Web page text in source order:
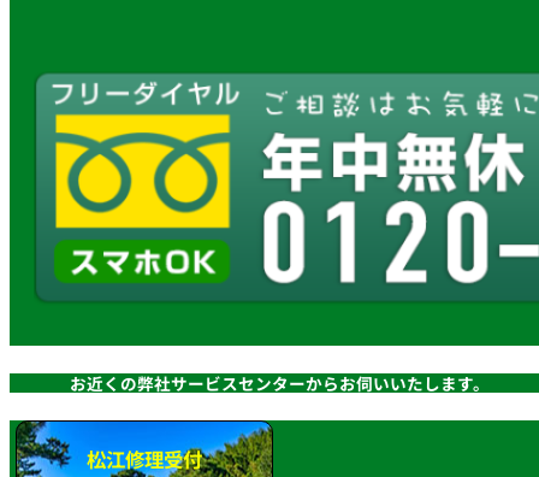
お近くの弊社サービスセンターからお伺いいたします。
松江修理受付